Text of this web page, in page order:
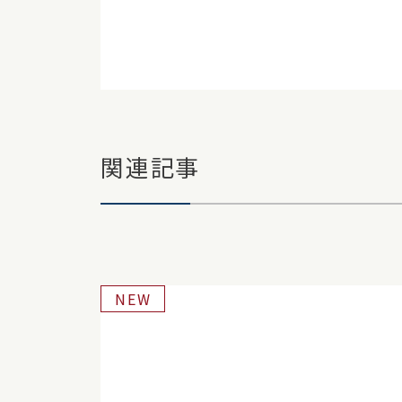
関連記事
NEW